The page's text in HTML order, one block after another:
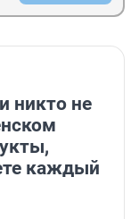
никто не
каждый